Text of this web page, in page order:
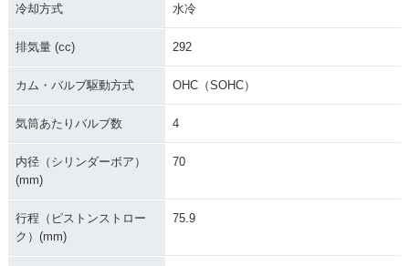
冷却方式 水冷
排気量 (cc) 292
カム・バルブ駆動方式 OHC（SOHC）
気筒あたりバルブ数 4
内径（シリンダーボア）
(mm)
70
行程（ピストンストロー
ク）(mm)
75.9